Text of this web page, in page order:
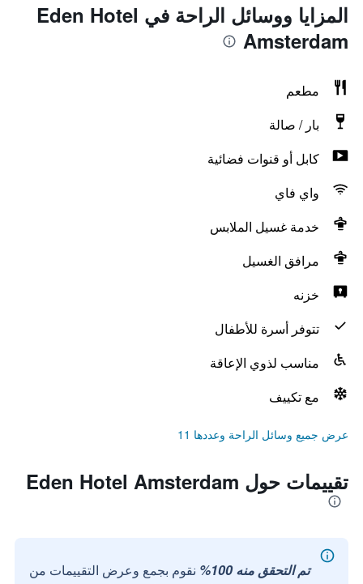
المزايا ووسائل الراحة في Eden Hotel
Amsterdam
مطعم
بار / صالة
كابل أو قنوات فضائية
واي فاي
خدمة غسيل الملابس
مرافق الغسيل
خزنه
تتوفر أسرة للأطفال
مناسب لذوي الإعاقة
مع تكييف
عرض جميع وسائل الراحة وعددها 11
تقييمات حول Eden Hotel Amsterdam
تم التحقق منه 100%
نقوم بجمع وعرض التقييمات من